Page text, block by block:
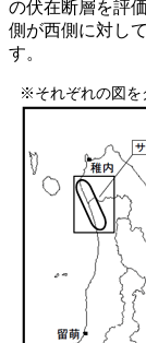
の伏在断層を評
側が西側に対し
す。
※それぞれの図を